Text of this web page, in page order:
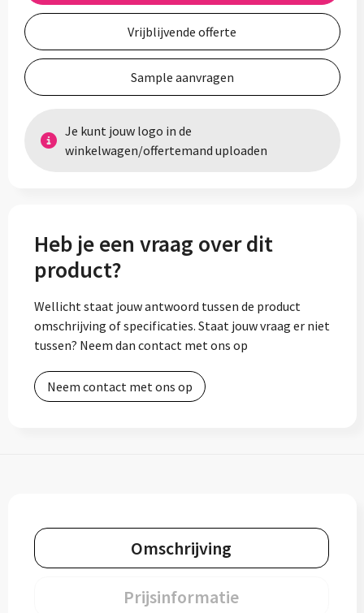
Vrijblijvende offerte
Sample aanvragen
Je kunt jouw logo in de
winkelwagen/offertemand uploaden
Heb je een vraag over dit
product?
Wellicht staat jouw antwoord tussen de product
omschrijving of specificaties. Staat jouw vraag er niet
tussen? Neem dan contact met ons op
Neem contact met ons op
Omschrijving
Prijsinformatie